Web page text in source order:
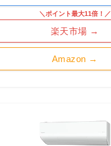
Amazon →
＼ポイント最大11倍！／
楽天市場 →